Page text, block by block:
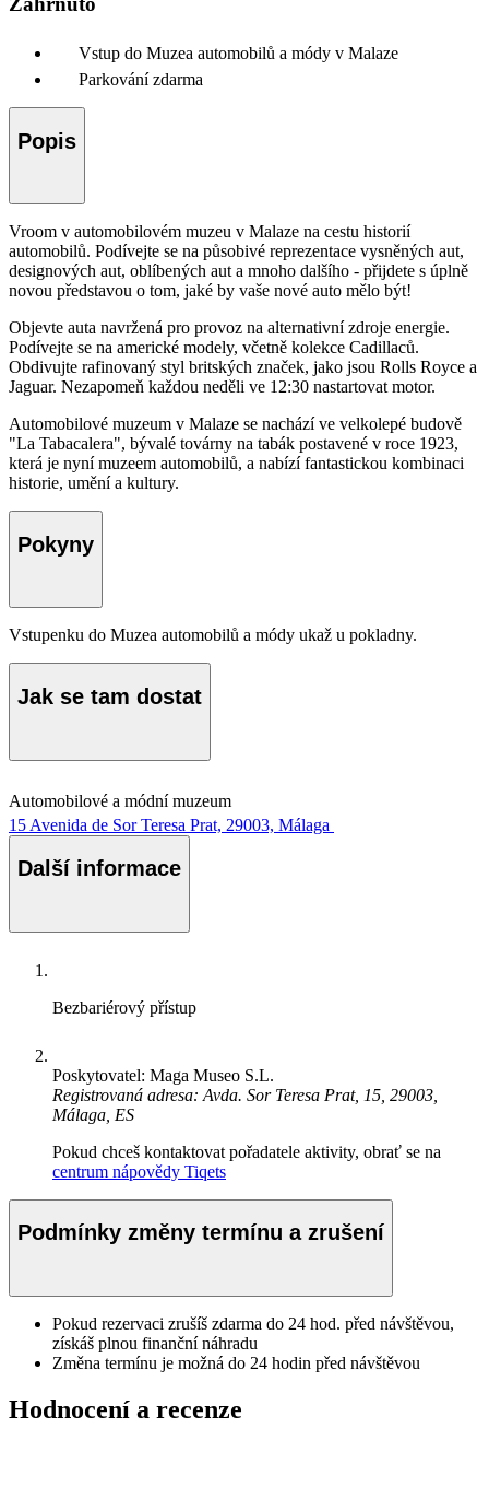
Vstup do Muzea automobilů a módy v Malaze
Parkování zdarma
Popis
Vroom v automobilovém muzeu v Malaze na cestu historií
automobilů. Podívejte se na působivé reprezentace vysněných aut,
designových aut, oblíbených aut a mnoho dalšího - přijdete s úplně
novou představou o tom, jaké by vaše nové auto mělo být!
Objevte auta navržená pro provoz na alternativní zdroje energie.
Podívejte se na americké modely, včetně kolekce Cadillaců.
Obdivujte rafinovaný styl britských značek, jako jsou Rolls Royce a
Jaguar. Nezapomeň každou neděli ve 12:30 nastartovat motor.
Automobilové muzeum v Malaze se nachází ve velkolepé budově
"La Tabacalera", bývalé továrny na tabák postavené v roce 1923,
která je nyní muzeem automobilů, a nabízí fantastickou kombinaci
historie, umění a kultury.
Pokyny
Vstupenku do Muzea automobilů a módy ukaž u pokladny.
Jak se tam dostat
Automobilové a módní muzeum
15 Avenida de Sor Teresa Prat, 29003, Málaga
Další informace
Bezbariérový přístup
Poskytovatel: Maga Museo S.L.
Registrovaná adresa: Avda. Sor Teresa Prat, 15, 29003,
Málaga, ES
Pokud chceš kontaktovat pořadatele aktivity, obrať se na
centrum nápovědy Tiqets
Podmínky změny termínu a zrušení
Pokud rezervaci zrušíš zdarma do 24 hod. před návštěvou,
získáš plnou finanční náhradu
Změna termínu je možná do 24 hodin před návštěvou
Hodnocení a recenze